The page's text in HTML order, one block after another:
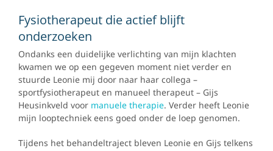
Fysiotherapeut die actief blijft
onderzoeken
Ondanks een duidelijke verlichting van mijn klachten
kwamen we op een gegeven moment niet verder en
stuurde Leonie mij door naar haar collega –
sportfysiotherapeut en manueel therapeut – Gijs
Heusinkveld voor manuele therapie. Verder heeft Leonie
mijn looptechniek eens goed onder de loep genomen.
Tijdens het behandeltraject bleven Leonie en Gijs telkens